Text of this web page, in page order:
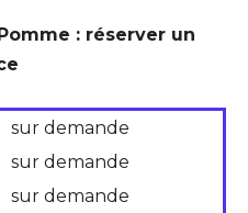
: réserver un
sur demande
sur demande
sur demande